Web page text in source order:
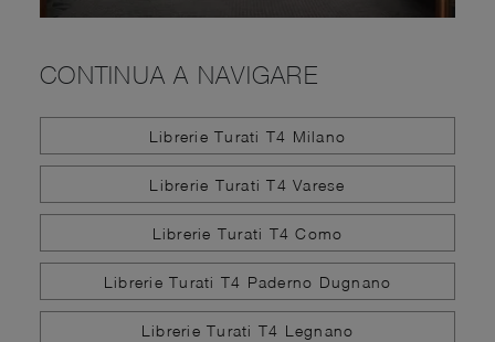
CONTINUA A NAVIGARE
Librerie Turati T4 Milano
Librerie Turati T4 Varese
Librerie Turati T4 Como
Librerie Turati T4 Paderno Dugnano
Librerie Turati T4 Legnano